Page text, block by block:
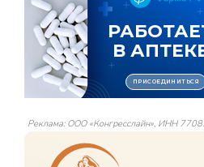
Реклама: ООО «Конгресслайн», ИНН